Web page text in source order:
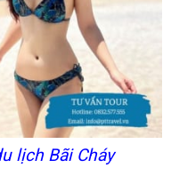
lịch Bãi Cháy